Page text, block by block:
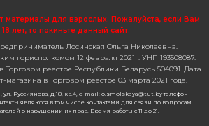
материалы для взрослых. Пожалуйста, если Вам
лет, то покиньте данный сайт.
Лосинская Ольга Николаевна.
горисполкомом 12 февраля 2021г. УНП 193508087.
реестре Республики Беларусь 504091. Дата
магазина в Торговом реестре 03 марта 2021 года.
ул. Руссиянова, д.18, кв.4, e-mail: o.smolskaya@tut.by телефон
являются в том числе контактами для связи по вопросам
о нарушении их прав. Время работы с 11 до 21.